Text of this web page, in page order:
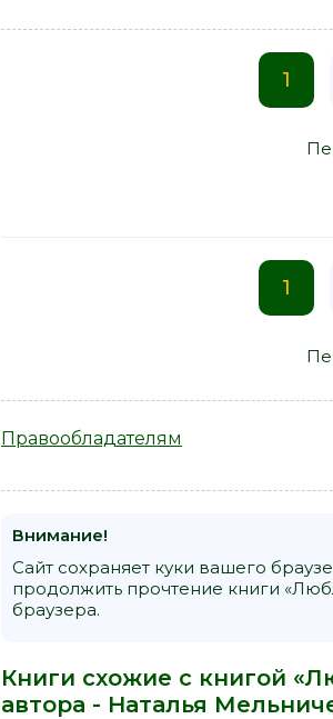
1
1
Правообладателям
Внимание!
Сайт сохраняет куки вашего
продолжить прочтение книги
браузера.
Книги схожие с книгой
автора - Наталья